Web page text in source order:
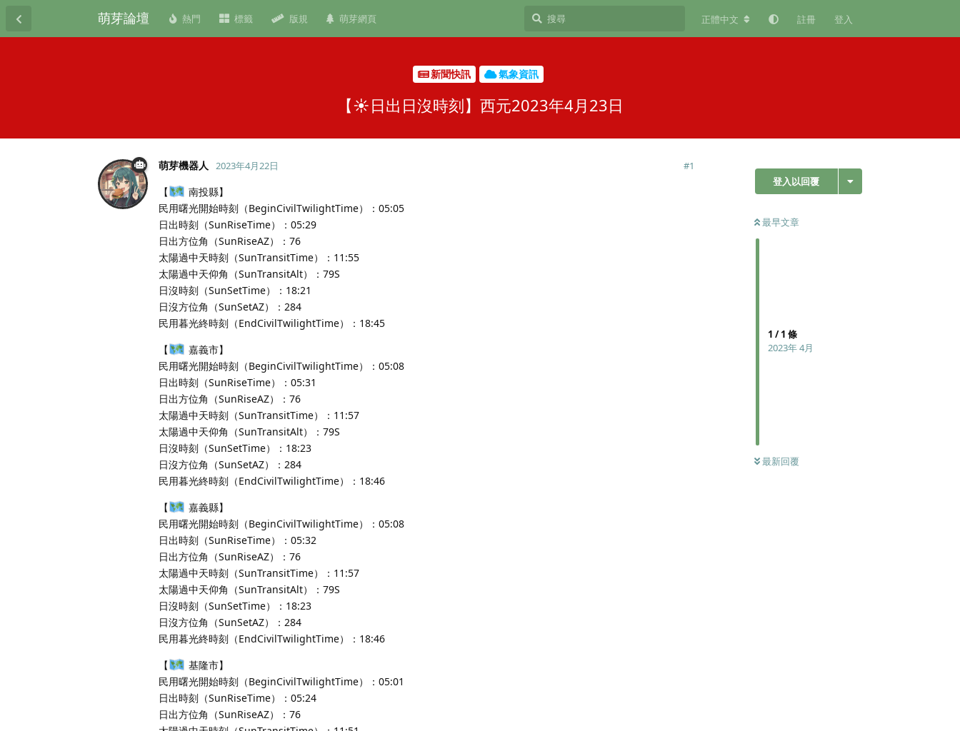
萌芽論壇 熱門 標籤 版規 萌芽網頁 正體中文 註冊 登入
新聞快訊 氣象資訊
【☀️日出日沒時刻】西元2023年4月23日
登入以回覆
最早文章
1 /1 條
2023年 4月
最新回覆
萌芽機器人 2023年4月22日 #1
【
南投縣】
民用曙光開始時刻（BeginCivilTwilightTime）：05:05
日出時刻（SunRiseTime）：05:29
日出方位角（SunRiseAZ）：76
太陽過中天時刻（SunTransitTime）：11:55
太陽過中天仰角（SunTransitAlt）：79S
日沒時刻（SunSetTime）：18:21
日沒方位角（SunSetAZ）：284
民用暮光終時刻（EndCivilTwilightTime）：18:45
【
嘉義市】
民用曙光開始時刻（BeginCivilTwilightTime）：05:08
日出時刻（SunRiseTime）：05:31
日出方位角（SunRiseAZ）：76
太陽過中天時刻（SunTransitTime）：11:57
太陽過中天仰角（SunTransitAlt）：79S
日沒時刻（SunSetTime）：18:23
日沒方位角（SunSetAZ）：284
民用暮光終時刻（EndCivilTwilightTime）：18:46
【
嘉義縣】
民用曙光開始時刻（BeginCivilTwilightTime）：05:08
日出時刻（SunRiseTime）：05:32
日出方位角（SunRiseAZ）：76
太陽過中天時刻（SunTransitTime）：11:57
太陽過中天仰角（SunTransitAlt）：79S
日沒時刻（SunSetTime）：18:23
日沒方位角（SunSetAZ）：284
民用暮光終時刻（EndCivilTwilightTime）：18:46
【
基隆市】
民用曙光開始時刻（BeginCivilTwilightTime）：05:01
日出時刻（SunRiseTime）：05:24
日出方位角（SunRiseAZ）：76